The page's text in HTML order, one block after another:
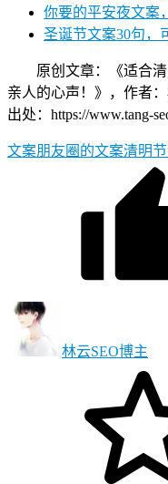
你要的平安夜文案
圣诞节文案30句，
原创文章：《适合
亲人的心声！》，作者
出处：https://www.tang-
文案朋友圈的文案清明节
林云SEO博主